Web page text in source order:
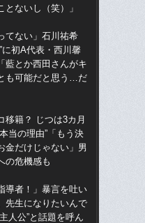
とないし（笑）」
てない」石川祐希
に初A代表・西川馨
藍とか西田さんがキ
も可能だと思う…だ
移籍？ じつは3カ月
当の理由”「もう決
金だけじゃない」男
の危機感も
導者！」暴言を吐い
先生になりたいんで
人公”と話題を呼ん